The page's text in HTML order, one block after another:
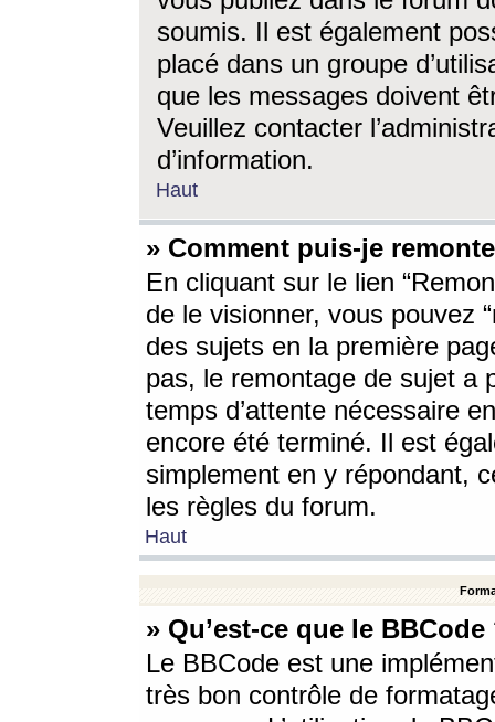
soumis. Il est également
placé dans un groupe
que les messages doivent
Veuillez contacter
d’information.
Haut
» Comment puis-je
En cliquant sur le lien
de le visionner, vous pouvez
des sujets en la première
pas, le remontage de sujet a
temps d’attente nécessaire
encore été terminé. Il est
simplement en y répondant,
les règles du forum.
Haut
» Qu’est-ce que le BBCode
Le BBCode est une
très bon contrôle de